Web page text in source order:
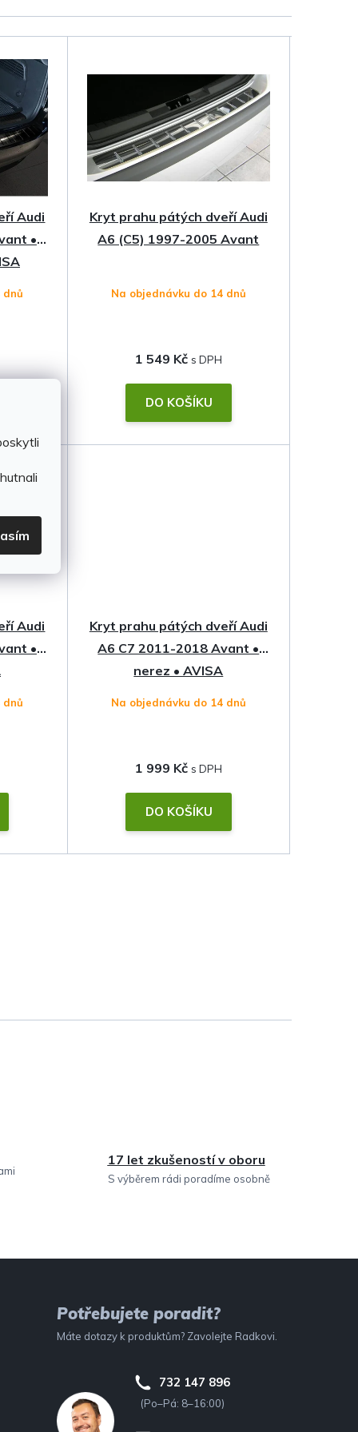
Audi
•
dnů
Kryt prahu pátých dveří Audi
A6 (C5) 1997-2005 Avant
Na objednávku do 14 dnů
1 549 Kč
DO KOŠÍKU
Audi
•
dnů
Kryt prahu pátých dveří Audi
A6 C7 2011-2018 Avant •
nerez • AVISA
Na objednávku do 14 dnů
1 999 Kč
DO KOŠÍKU
17 let zkušeností v oboru
S výběrem rádi poradíme osobně
Potřebujete poradit?
Máte dotazy k produktům? Zavolejte Radkovi.
732 147 896
(Po–Pá: 8–16:00)